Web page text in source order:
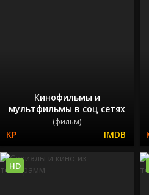
Кинофильмы и
мультфильмы в соц сетях
(фильм)
HD